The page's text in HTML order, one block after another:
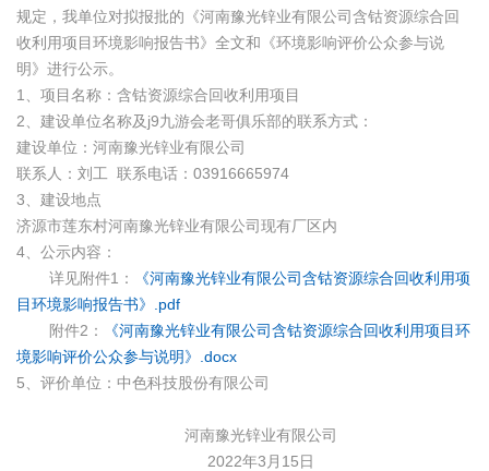
规定，我单位对拟报批的《河南豫光锌业有限公司含钴资源综合回
收利用项目环境影响报告书》全文和《环境影响评价公众参与说
明》进行公示。
1、项目名称：含钴资源综合回收利用项目
2、建设单位名称及j9九游会老哥俱乐部的联系方式：
建设单位：河南豫光锌业有限公司
联系人：刘工 联系电话：03916665974
3、建设地点
济源市莲东村河南豫光锌业有限公司现有厂区内
4、公示内容：
详见附件1：
《河南豫光锌业有限公司含钴资源综合回收利用项
目环境影响报告书》
.pdf
附件2：
《河南豫光锌业有限公司含钴资源综合回收利用项目环
境影响评价公众参与说明》
.docx
5、评价单位：中色科技股份有限公司
河南豫光锌业有限公司
2022年3月15日